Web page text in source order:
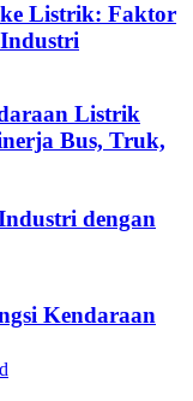
Listrik: Faktor
Listrik
Bus, Truk,
dengan
Kendaraan